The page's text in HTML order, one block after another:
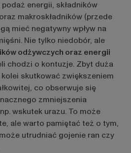
energii, składników
makroskładników (przede
mieć negatywny wpływ na
Nie tylko niedobór, ale
odżywczych oraz energii
chodzi o kontuzje. Zbyt duża
skutkować zwiększeniem
co obserwuje się
zmniejszenia
wskutek urazu. To może
ale warto pamiętać też o tym,
utrudniać gojenie ran czy